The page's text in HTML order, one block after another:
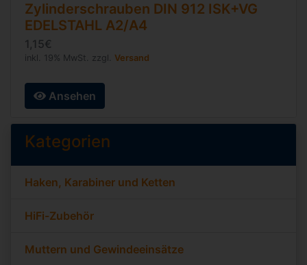
Zylinderschrauben DIN 912 ISK+VG
EDELSTAHL A2/A4
1,15€
inkl. 19% MwSt. zzgl. Versand
Ansehen
Kategorien
Haken, Karabiner und Ketten
HiFi-Zubehör
Muttern und Gewindeeinsätze